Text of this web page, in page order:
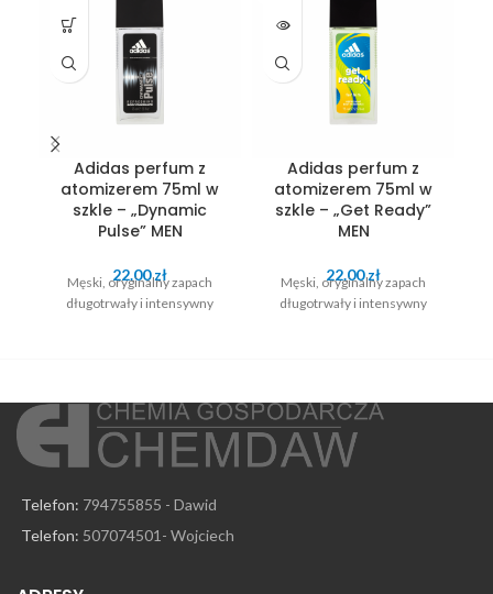
Adidas perfum z
atomizerem 75ml w
szkle – „Dynamic
Pulse” MEN
22.00zł
Męski, oryginalny zapach
długotrwały i intensywny
Adidas perfum z
atomizerem 75ml w
szkle – „Get Ready”
MEN
22.00zł
Męski, oryginalny zapach
długotrwały i intensywny
Telefon: 794755855 - Dawid
Telefon: 507074501- Wojciech